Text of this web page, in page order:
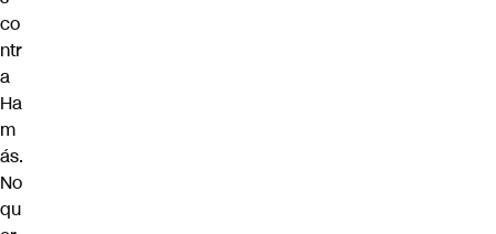
co
ntr
a
Ha
m
ás.
No
qu